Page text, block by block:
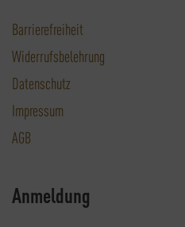
Barrierefreiheit
Widerrufsbelehrung
Datenschutz
Impressum
AGB
Anmeldung